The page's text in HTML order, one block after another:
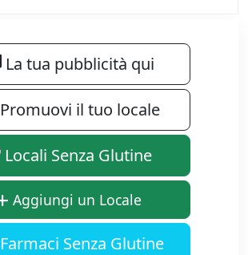
La tua pubblicità qui
Promuovi il tuo locale
Locali Senza Glutine
Aggiungi un Locale
Farmaci Senza Glutine